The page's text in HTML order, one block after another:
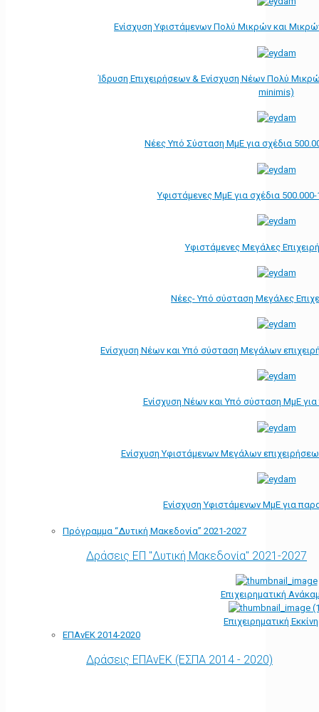
Ενίσχυση Υφιστάμενων Πολύ Μικρών και
Ίδρυση Επιχειρήσεων & Ενίσχυση Νέων Πολύ
minimis)
Νέες Υπό Σύσταση ΜμΕ για σχέδια
Υφιστάμενες ΜμΕ για σχέδια
Υφιστάμενες Μεγάλες
Νέες- Υπό σύσταση Μεγάλες
Ενίσχυση Νέων και Υπό σύσταση Μεγάλων
Ενίσχυση Νέων και Υπό σύσταση ΜμΕ
Ενίσχυση Υφιστάμενων Μεγάλων
Ενίσχυση Υφιστάμενων ΜμΕ για
Πρόγραμμα “Δυτική Μακεδονία” 2021-2027
Δράσεις ΕΠ "Δυτική Μακεδονία" 2021-2027
Επιχειρηματική
Επιχειρηματική
ΕΠΑνΕΚ 2014-2020
Δράσεις ΕΠΑνΕΚ (ΕΣΠΑ 2014 - 2020)